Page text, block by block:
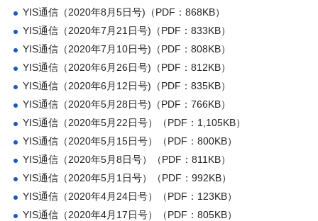
YIS通信（2020年8月5日号)（PDF：868KB）
YIS通信（2020年7月21日号)（PDF：833KB）
YIS通信（2020年7月10日号)（PDF：808KB）
YIS通信（2020年6月26日号)（PDF：812KB）
YIS通信（2020年6月12日号)（PDF：835KB）
YIS通信（2020年5月28日号)（PDF：766KB）
YIS通信（2020年5月22日号）（PDF：1,105KB）
YIS通信（2020年5月15日号）（PDF：800KB）
YIS通信（2020年5月8日号）（PDF：811KB）
YIS通信（2020年5月1日号）（PDF：992KB）
YIS通信（2020年4月24日号）（PDF：123KB）
YIS通信（2020年4月17日号）（PDF：805KB）